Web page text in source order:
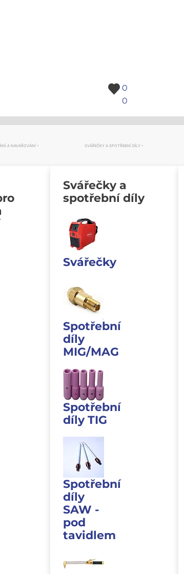
0
0
A NAVAŘOVÁNÍ SVÁŘEČKY A SPOTŘEBNÍ DÍLY
Svářečky a
spotřební díly
Svářečky
Spotřební
díly
MIG/MAG
Spotřební
díly TIG
Spotřební
díly
SAW -
pod
tavidlem